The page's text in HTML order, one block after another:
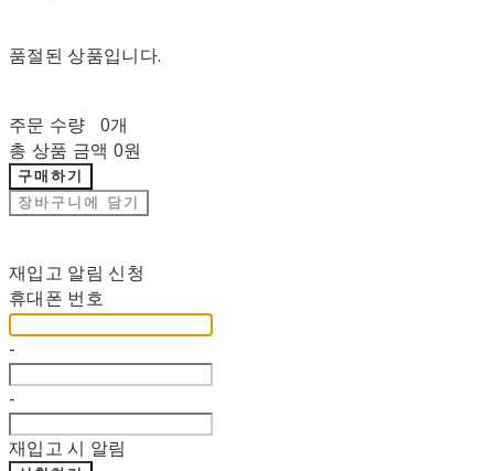
품절된 상품입니다.
주문 수량
0개
총 상품 금액 0원
구매하기
장바구니에 담기
재입고 알림 신청
휴대폰 번호
-
-
재입고 시 알림